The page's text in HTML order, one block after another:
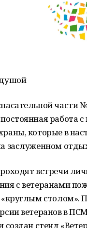
части
работа
которые в
заслуженном
встречи
с ветеранами
«круглым столом».
ветеранов в
создан стенд